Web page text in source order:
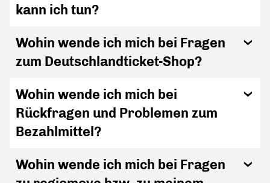
kann ich tun?
Wohin wende ich mich bei Fragen
zum Deutschlandticket-Shop?
Wohin wende ich mich bei
Rückfragen und Problemen zum
Bezahlmittel?
Wohin wende ich mich bei Fragen